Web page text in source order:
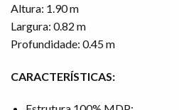
Altura: 1.90 m
Largura: 0.82 m
Profundidade: 0.45 m
CARACTERÍSTICAS: